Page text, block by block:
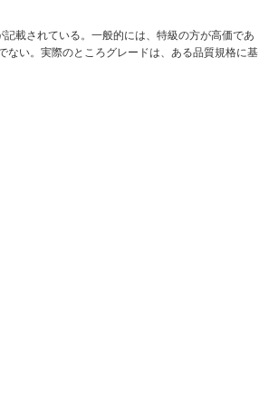
載されている。一般的には、特級の方が高価であ
ない。実際のところグレードは、ある品質規格に基